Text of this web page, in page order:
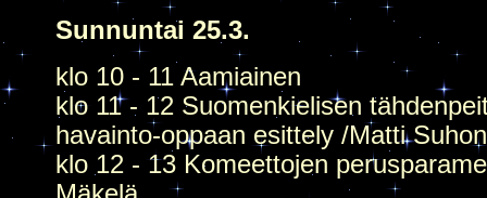
Sunnuntai 25.3.
klo 10 - 11 Aamiainen
klo 11 - 12 Suomenkielisen
havainto-oppaan esittely /Matti
klo 12 - 13 Komeettojen